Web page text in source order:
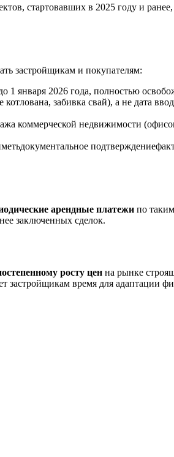
стартовавших в 2025 году и ранее,
застройщикам и покупателям:
1 января 2026 года, полностью
забивка свай), а не дата
коммерческой недвижимости
арендные платежи по
заключенных сделок.
росту цен на рынке
застройщикам время для адаптации